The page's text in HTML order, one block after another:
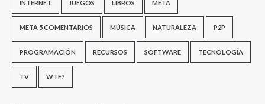
INTERNET JUEGOS LIBROS META
META 5 COMENTARIOS MÚSICA NATURALEZA P2P
PROGRAMACIÓN RECURSOS SOFTWARE TECNOLOGÍA
TV WTF?